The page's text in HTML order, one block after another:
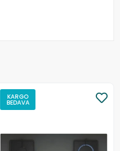
KARGO
BEDAVA